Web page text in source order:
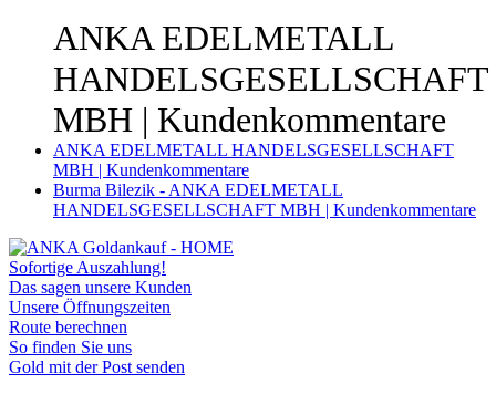
ANKA EDELMETALL
HANDELSGESELLSCHAFT
MBH | Kundenkommentare
ANKA EDELMETALL HANDELSGESELLSCHAFT
MBH | Kundenkommentare
Burma Bilezik - ANKA EDELMETALL
HANDELSGESELLSCHAFT MBH | Kundenkommentare
Sofortige Auszahlung!
Das sagen unsere Kunden
Unsere Öffnungszeiten
Route berechnen
So finden Sie uns
Gold mit der Post senden